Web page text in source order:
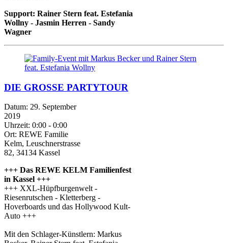
Support: Rainer Stern feat. Estefania
Wollny - Jasmin Herren - Sandy
Wagner
DIE GROSSE PARTYTOUR
Datum: 29. September
2019
Uhrzeit: 0:00 - 0:00
Ort: REWE Familie
Kelm, Leuschnerstrasse
82, 34134 Kassel
+++ Das REWE KELM Familienfest
in Kassel +++
+++ XXL-Hüpfburgenwelt -
Riesenrutschen - Kletterberg -
Hoverboards und das Hollywood Kult-
Auto +++
Mit den Schlager-Künstlern: Markus